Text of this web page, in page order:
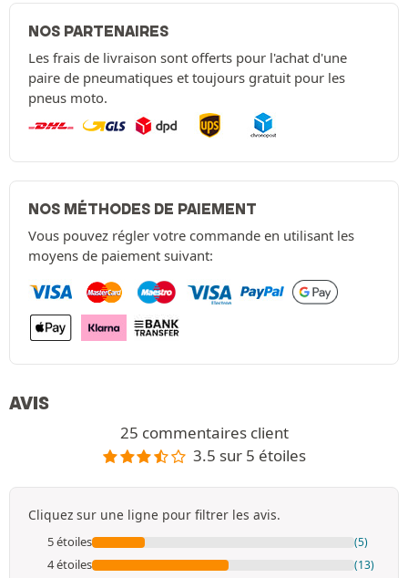
NOS PARTENAIRES
Les frais de livraison sont offerts pour l'achat d'une
paire de pneumatiques et toujours gratuit pour les
pneus moto.
NOS MÉTHODES DE PAIEMENT
Vous pouvez régler votre commande en utilisant les
moyens de paiement suivant:
AVIS
25 commentaires client
3.5 sur 5 étoiles
Cliquez sur une ligne pour filtrer les avis.
5 étoiles (5)
4 étoiles (13)